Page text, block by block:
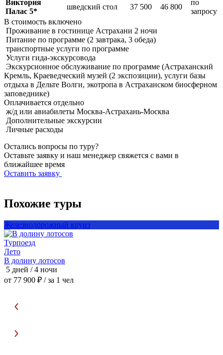
Виктория
Палас 5*
шведский стол 37 500 46 800
по
запросу
В стоимость включено
Проживание в гостинице Астрахани 2 ночи
Питание по программе (2 завтрака, 3 обеда)
транспортные услуги по программе
Услуги гида-экскурсовода
Экскурсионное обслуживание по программе (Астраханский
Кремль, Краеведческий музей (2 экспозиции), услуги базы
отдыха в Дельте Волги, экотропа в Астраханском биосферном
заповеднике)
Оплачивается отдельно
ж/д или авиабилеты Москва-Астрахань-Москва
Дополнительные экскурсии
Личные расходы
Остались вопросы по туру?
Оставьте заявку и наш менеджер свяжется с вами в
ближайшее время
Оставить заявку
Похожие туры
Железнодорожный круиз
Турпоезд
Лето
В долину лотосов
5 дней / 4 ночи
от 77 900 ₽ / за 1 чел